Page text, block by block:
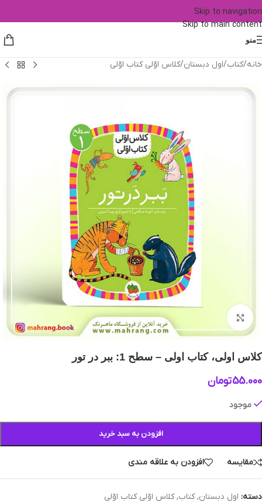
Skip to navigation
Skip to main content
منو
خانه/کتاب/اول دبستان/کلاس اوّلی کتاب اوّلی
بزرگنمایی تصویر
کلاس اولی، کتاب اولی – سطح 1: ببر در تور
55.000تومان
موجود
افزودن به سبد خرید
مقایسه افزودن به علاقه مندی
دسته: اول دبستان, کتاب, کلاس اوّلی کتاب اوّلی